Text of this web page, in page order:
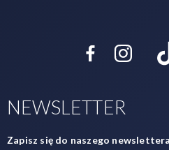
NEWSLETTER
Zapisz się do naszego